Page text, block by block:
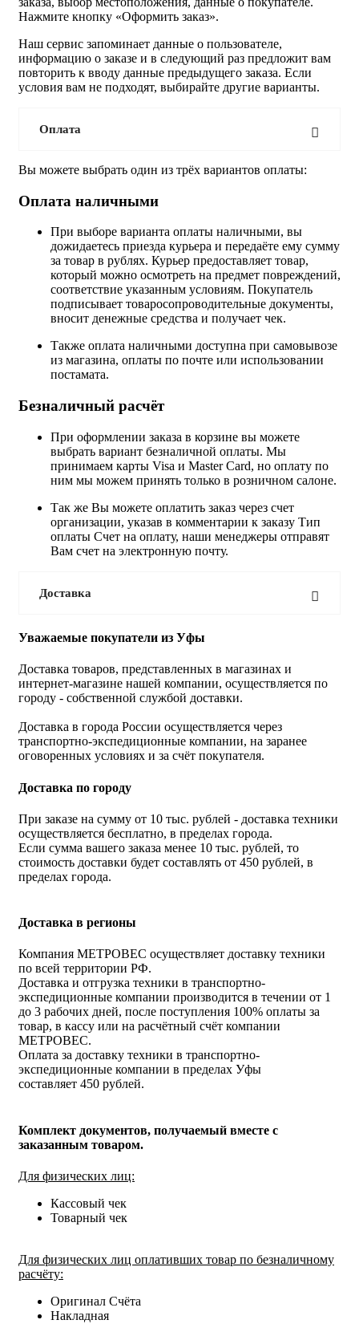
Нажмите кнопку «Оформить заказ».
Наш сервис запоминает данные о пользователе,
информацию о заказе и в следующий раз предложит вам
повторить к вводу данные предыдущего заказа. Если
условия вам не подходят, выбирайте другие варианты.
Оплата
Вы можете выбрать один из трёх вариантов оплаты:
Оплата наличными
При выборе варианта оплаты наличными, вы
дожидаетесь приезда курьера и передаёте ему сумму
за товар в рублях. Курьер предоставляет товар,
который можно осмотреть на предмет повреждений,
соответствие указанным условиям. Покупатель
подписывает товаросопроводительные документы,
вносит денежные средства и получает чек.
Также оплата наличными доступна при самовывозе
из магазина, оплаты по почте или использовании
постамата.
Безналичный расчёт
При оформлении заказа в корзине вы можете
выбрать вариант безналичной оплаты. Мы
принимаем карты Visa и Master Card, но оплату по
ним мы можем принять только в розничном салоне.
Так же Вы можете оплатить заказ через счет
организации, указав в комментарии к заказу Тип
оплаты Счет на оплату, наши менеджеры отправят
Вам счет на электронную почту.
Доставка
Уважаемые покупатели из Уфы
Доставка товаров, представленных в магазинах и
интернет-магазине нашей компании, осуществляется по
городу - собственной службой доставки.
Доставка в города России осуществляется через
транспортно-экспедиционные компании, на заранее
оговоренных условиях и за счёт покупателя.
Доставка по городу
При заказе на сумму от 10 тыс. рублей - доставка техники
осуществляется бесплатно, в пределах города.
Если сумма вашего заказа менее 10 тыс. рублей, то
стоимость доставки будет составлять от 450 рублей, в
пределах города.
Доставка в регионы
Компания МЕТРОВЕС осуществляет доставку техники
по всей территории РФ.
Доставка и отгрузка техники в транспортно-
экспедиционные компании производится в течении от 1
до 3 рабочих дней, после поступления 100% оплаты за
товар, в кассу или на расчётный счёт компании
МЕТРОВЕС.
Оплата за доставку техники в транспортно-
экспедиционные компании в пределах Уфы
составляет 450 рублей.
Комплект документов, получаемый вместе с
заказанным товаром.
Для физических лиц:
Кассовый чек
Товарный чек
Для физических лиц оплативших товар по безналичному
расчёту:
Оригинал Счёта
Накладная